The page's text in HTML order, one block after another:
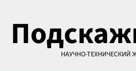
содержимому
НАУЧНО-ТЕХНИЧЕСКИЙ